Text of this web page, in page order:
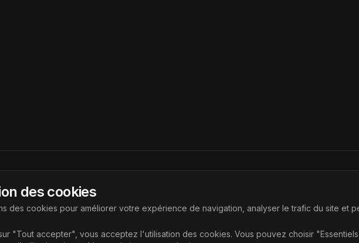
aidant à découvrir les dernières technologies
Accueil
Catégories
des cookies
des cookies pour améliorer votre expérience de navigation, analyser le trafic du site et
"Tout accepter", vous acceptez l'utilisation des cookies. Vous pouvez choisir